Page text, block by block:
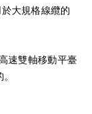
大規格線纜的
速雙軸移動平臺